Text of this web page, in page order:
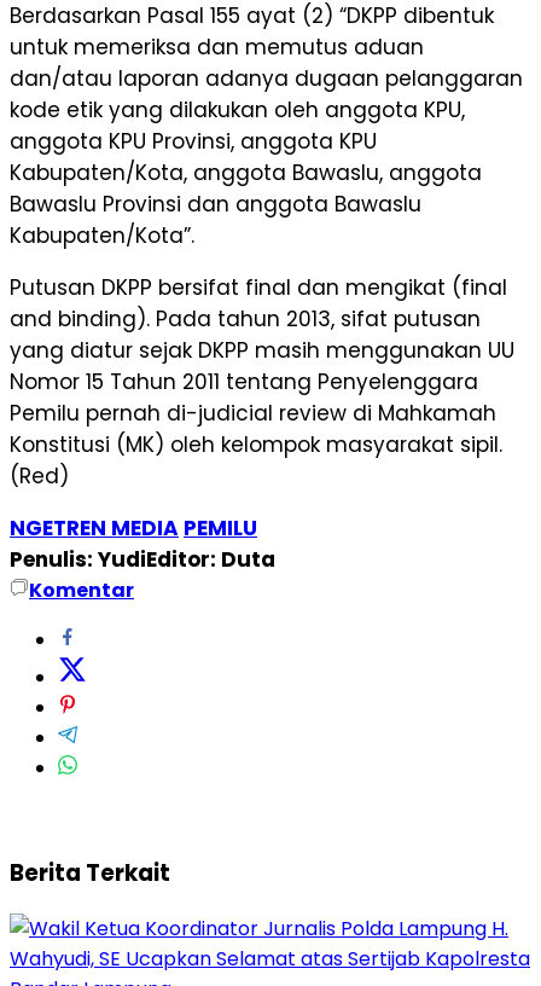
Berdasarkan Pasal 155 ayat (2) “DKPP dibentuk
untuk memeriksa dan memutus aduan
dan/atau laporan adanya dugaan pelanggaran
kode etik yang dilakukan oleh anggota KPU,
anggota KPU Provinsi, anggota KPU
Kabupaten/Kota, anggota Bawaslu, anggota
Bawaslu Provinsi dan anggota Bawaslu
Kabupaten/Kota”.
Putusan DKPP bersifat final dan mengikat (final
and binding). Pada tahun 2013, sifat putusan
yang diatur sejak DKPP masih menggunakan UU
Nomor 15 Tahun 2011 tentang Penyelenggara
Pemilu pernah di-judicial review di Mahkamah
Konstitusi (MK) oleh kelompok masyarakat sipil.
(Red)
NGETREN MEDIA PEMILU
Penulis: YudiEditor: Duta
Komentar
Berita Terkait